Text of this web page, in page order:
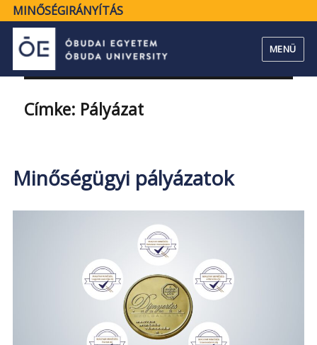
MINŐSÉGIRÁNYÍTÁS
MENÜ
Címke: Pályázat
Minőségügyi pályázatok